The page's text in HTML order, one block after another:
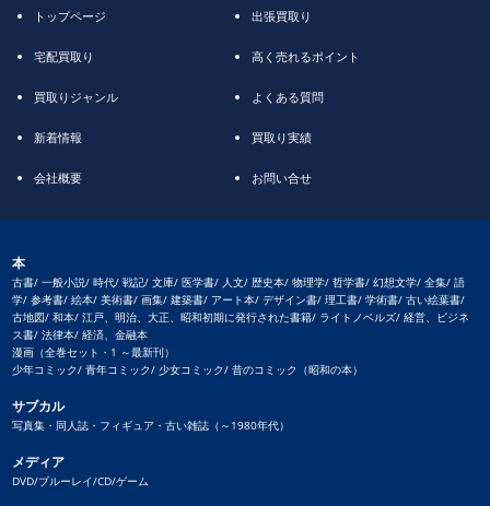
トップページ 出張買取り
宅配買取り 高く売れるポイント
買取りジャンル よくある質問
新着情報 買取り実績
会社概要 お問い合せ
本
古書/ 一般小説/ 時代/ 戦記/ 文庫/ 医学書/ 人文/ 歴史本/ 物理学/ 哲学書/ 幻想文学/ 全集/ 語
学/ 参考書/ 絵本/ 美術書/ 画集/ 建築書/ アート本/ デザイン書/ 理工書/ 学術書/ 古い絵葉書/
古地図/ 和本/ 江戸、明治、大正、昭和初期に発行された書籍/ ライトノベルズ/ 経営、ビジネ
ス書/ 法律本/ 経済、金融本
漫画（全巻セット・1 ～最新刊）
少年コミック/ 青年コミック/ 少女コミック/ 昔のコミック（昭和の本）
サブカル
写真集・同人誌・フィギュア・古い雑誌（～1980年代）
メディア
DVD/ブルーレイ/CD/ゲーム